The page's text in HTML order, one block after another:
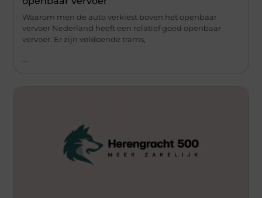
Waarom men de auto verkiest boven het openbaar
vervoer Nederland heeft een relatief goed openbaar
vervoer. Er zijn voldoende trams,